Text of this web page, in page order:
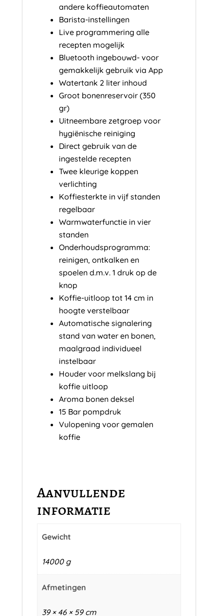
andere koffieautomaten
Barista-instellingen
Live programmering alle
recepten mogelijk
Bluetooth ingebouwd- voor
gemakkelijk gebruik via App
Watertank 2 liter inhoud
Groot bonenreservoir (350
gr)
Uitneembare zetgroep voor
hygiënische reiniging
Direct gebruik van de
ingestelde recepten
Twee kleurige koppen
verlichting
Koffiesterkte in vijf standen
regelbaar
Warmwaterfunctie in vier
standen
Onderhoudsprogramma:
reinigen, ontkalken en
spoelen d.m.v. 1 druk op de
knop
Koffie-uitloop tot 14 cm in
hoogte verstelbaar
Automatische signalering
stand van water en bonen,
maalgraad individueel
instelbaar
Houder voor melkslang bij
koffie uitloop
Aroma bonen deksel
15 Bar pompdruk
Vulopening voor gemalen
koffie
Aanvullende
informatie
Gewicht
14000 g
Afmetingen
39 × 46 × 59 cm